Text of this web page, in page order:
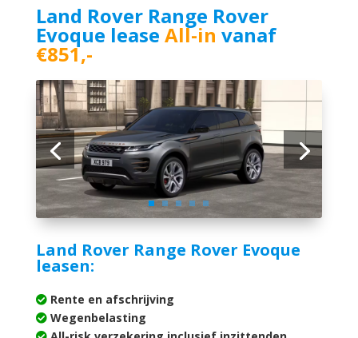
Land Rover Range Rover
Evoque lease All-in vanaf
€851,-
Land Rover Range Rover Evoque
leasen:
Rente en afschrijving
Wegenbelasting